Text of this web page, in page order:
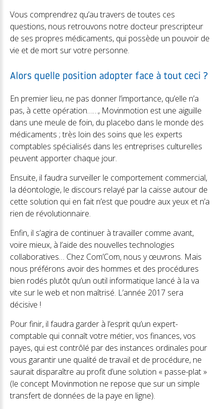
Vous comprendrez qu’au travers de toutes ces
questions, nous retrouvons notre docteur prescripteur
de ses propres médicaments, qui possède un pouvoir de
vie et de mort sur votre personne.
Alors quelle position adopter face à tout ceci ?
En premier lieu, ne pas donner l’importance, qu’elle n’a
pas, à cette opération……, Movinmotion est une aiguille
dans une meule de foin, du placebo dans le monde des
médicaments ; très loin des soins que les experts
comptables spécialisés dans les entreprises culturelles
peuvent apporter chaque jour.
Ensuite, il faudra surveiller le comportement commercial,
la déontologie, le discours relayé par la caisse autour de
cette solution qui en fait n’est que poudre aux yeux et n’a
rien de révolutionnaire.
Enfin, il s’agira de continuer à travailler comme avant,
voire mieux, à l’aide des nouvelles technologies
collaboratives… Chez Com’Com, nous y œuvrons. Mais
nous préférons avoir des hommes et des procédures
bien rodés plutôt qu’un outil informatique lancé à la va
vite sur le web et non maîtrisé. L’année 2017 sera
décisive !
Pour finir, il faudra garder à l’esprit qu’un expert-
comptable qui connaît votre métier, vos finances, vos
payes, qui est contrôlé par des instances ordinales pour
vous garantir une qualité de travail et de procédure, ne
saurait disparaître au profit d’une solution « passe-plat »
(le concept Movinmotion ne repose que sur un simple
transfert de données de la paye en ligne).